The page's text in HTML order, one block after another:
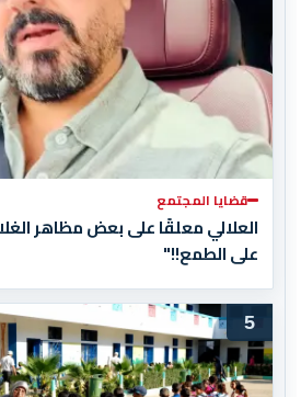
قضايا المجتمع
العلالي معلقًا على بعض مظاهر
على الطمع!!"
5